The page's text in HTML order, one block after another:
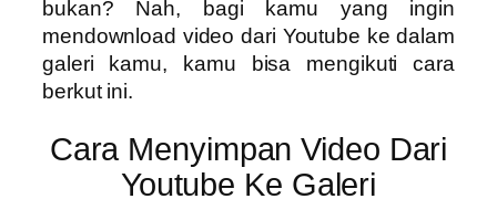
bukan? Nah, bagi kamu yang ingin
mendownload video dari Youtube ke dalam
galeri kamu, kamu bisa mengikuti cara
berkut ini.
Cara Menyimpan Video Dari
Youtube Ke Galeri